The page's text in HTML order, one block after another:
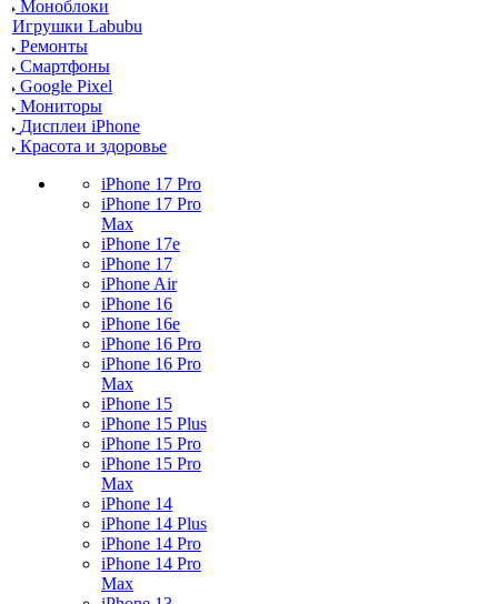
Моноблоки
Игрушки Labubu
Ремонты
Смартфоны
Google Pixel
Мониторы
Дисплеи iPhone
Красота и здоровье
iPhone 17 Pro
iPhone 17 Pro
Max
iPhone 17e
iPhone 17
iPhone Air
iPhone 16
iPhone 16e
iPhone 16 Pro
iPhone 16 Pro
Max
iPhone 15
iPhone 15 Plus
iPhone 15 Pro
iPhone 15 Pro
Max
iPhone 14
iPhone 14 Plus
iPhone 14 Pro
iPhone 14 Pro
Max